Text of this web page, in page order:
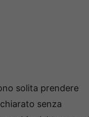
solita prendere
senza